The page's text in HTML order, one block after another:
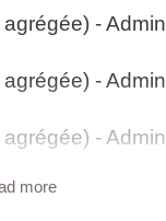
-
-
-
-
more